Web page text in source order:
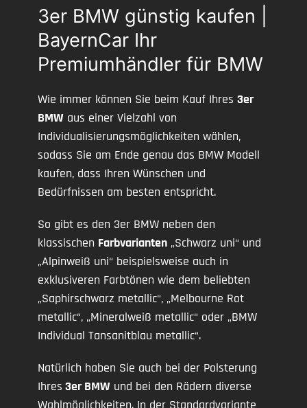
3er BMW günstig kaufen |
BayernCar Ihr
Premiumhändler für BMW
Wie immer können Sie beim Kauf Ihres 3er
BMW aus einer Vielzahl von
Individualisierungsmöglichkeiten wählen,
sodass Sie am Ende genau das BMW Modell
kaufen, dass Ihren Wünschen und
Bedürfnissen am besten entspricht.
So gibt es den 3er BMW neben den
klassischen Farbvarianten „Schwarz uni“ und
„Alpinweiß uni“ beispielsweise auch in
exklusiveren Farbtönen wie dem beliebten
„Saphirschwarz metallic“, „Melbourne Rot
metallic“, „Mineralweiß metallic“ oder „BMW
Individual Tansanitblau metallic“.
Natürlich haben Sie auch bei der Polsterung
Ihres 3er BMW und bei den Rädern diverse